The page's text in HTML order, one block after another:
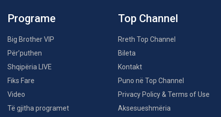
Programe
Big Brother VIP
Për’puthen
Shqipëria LIVE
Fiks Fare
Video
Të gjitha programet
Top Channel
Rreth Top Channel
Bileta
Kontakt
Puno në Top Channel
Privacy Policy & Terms of Use
Aksesueshmëria